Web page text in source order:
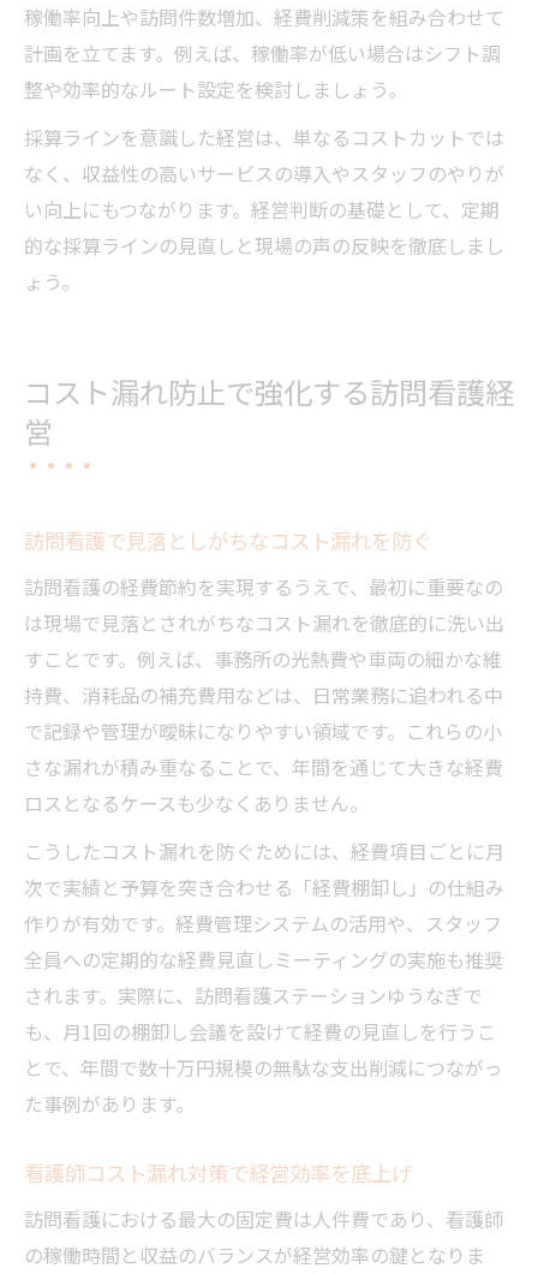
稼働率向上や訪問件数増加、経費削減策を組み合わせて
計画を立てます。例えば、稼働率が低い場合はシフト調
整や効率的なルート設定を検討しましょう。
採算ラインを意識した経営は、単なるコストカットでは
なく、収益性の高いサービスの導入やスタッフのやりが
い向上にもつながります。経営判断の基礎として、定期
的な採算ラインの見直しと現場の声の反映を徹底しまし
ょう。
コスト漏れ防止で強化する訪問看護経
営
訪問看護で見落としがちなコスト漏れを防ぐ
訪問看護の経費節約を実現するうえで、最初に重要なの
は現場で見落とされがちなコスト漏れを徹底的に洗い出
すことです。例えば、事務所の光熱費や車両の細かな維
持費、消耗品の補充費用などは、日常業務に追われる中
で記録や管理が曖昧になりやすい領域です。これらの小
さな漏れが積み重なることで、年間を通じて大きな経費
ロスとなるケースも少なくありません。
こうしたコスト漏れを防ぐためには、経費項目ごとに月
次で実績と予算を突き合わせる「経費棚卸し」の仕組み
作りが有効です。経費管理システムの活用や、スタッフ
全員への定期的な経費見直しミーティングの実施も推奨
されます。実際に、訪問看護ステーションゆうなぎで
も、月1回の棚卸し会議を設けて経費の見直しを行うこ
とで、年間で数十万円規模の無駄な支出削減につながっ
た事例があります。
看護師コスト漏れ対策で経営効率を底上げ
訪問看護における最大の固定費は人件費であり、看護師
の稼働時間と収益のバランスが経営効率の鍵となりま